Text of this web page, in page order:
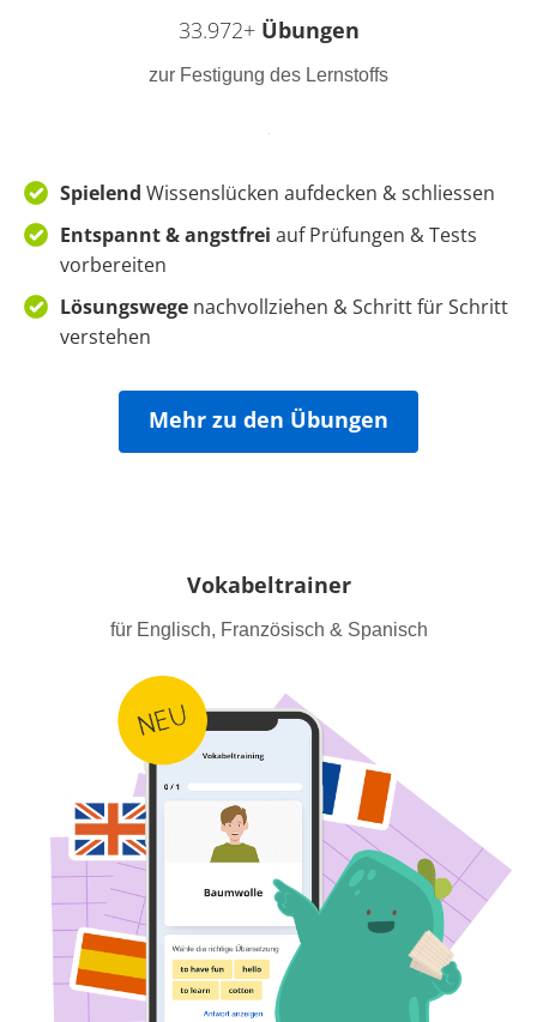
33.972+ Übungen
zur Festigung des Lernstoffs
Spielend Wissenslücken aufdecken & schliessen
Entspannt & angstfrei aufPrüfungen & Tests
vorbereiten
Lösungswege nachvollziehen &Schritt für Schritt
verstehen
Mehr zu den Übungen
Vokabeltrainer
für Englisch, Französisch & Spanisch